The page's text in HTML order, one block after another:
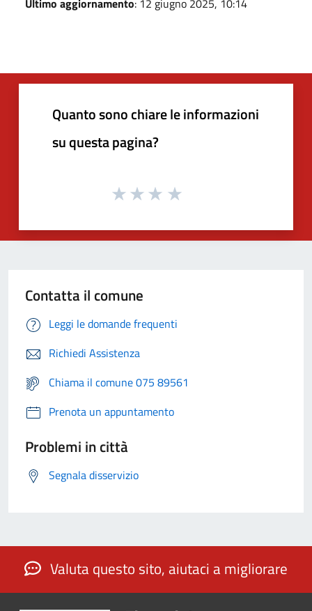
Quanto sono chiare le informazioni
su questa pagina?
Contatta il comune
Leggi le domande frequenti
Richiedi Assistenza
Chiama il comune 075 89561
Prenota un appuntamento
Problemi in città
Segnala disservizio
Valuta questo sito, aiutaci a migliorare